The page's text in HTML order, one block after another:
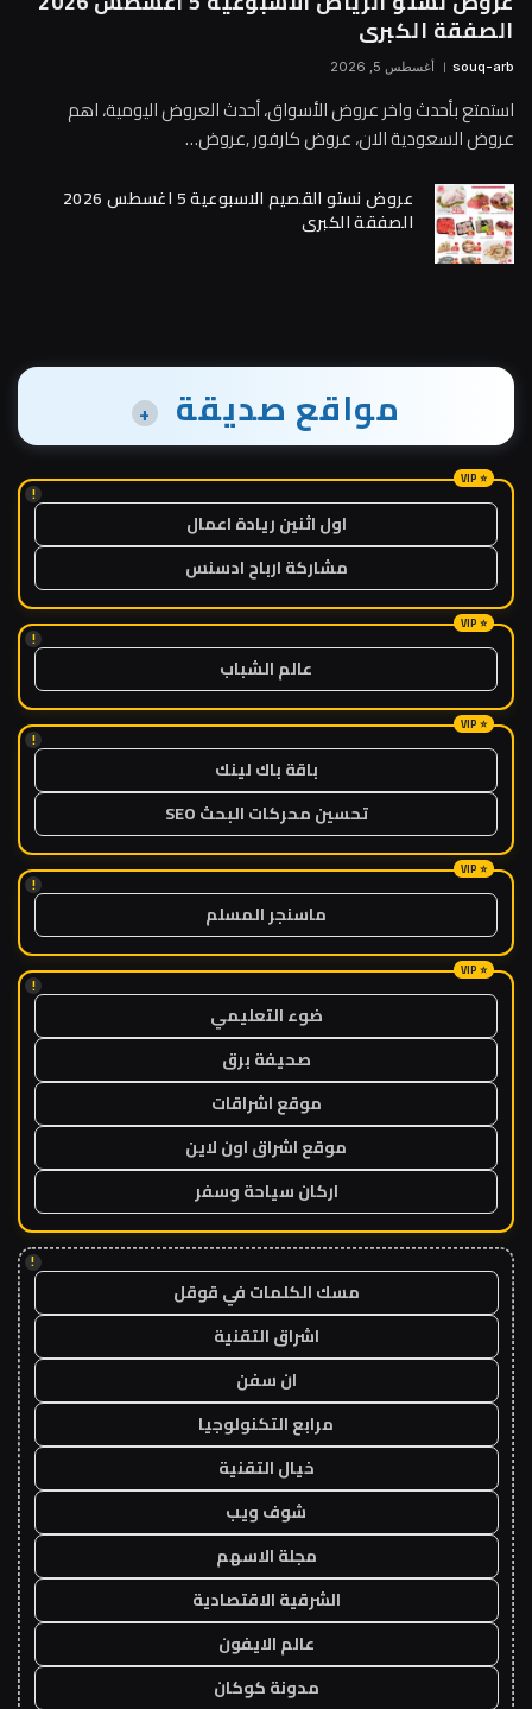
الصفقة الكبرى
souq-arb أغسطس 5, 2026
استمتع بأحدث واخر عروض الأسواق، أحدث العروض اليومية، اهم
عروض السعودية الان، عروض كارفور ,عروض…
عروض نستو القصيم الاسبوعية 5 اغسطس 2026
الصفقة الكبرى
مواقع صديقة +
!
اول اثنين ريادة اعمال
مشاركة ارباح ادسنس
!
عالم الشباب
!
باقة باك لينك
تحسين محركات البحث SEO
!
ماسنجر المسلم
!
ضوء التعليمي
صحيفة برق
موقع اشراقات
موقع اشراق اون لاين
اركان سياحة وسفر
!
مسك الكلمات في قوقل
اشراق التقنية
ان سفن
مرابع التكنولوجيا
خيال التقنية
شوف ويب
مجلة الاسهم
الشرقية الاقتصادية
عالم الايفون
مدونة كوكان